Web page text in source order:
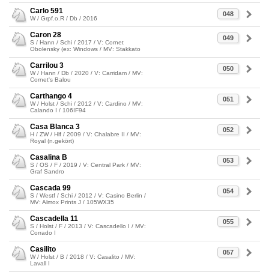
048
Carlo 591
W / Grpf.o.R / Db / 2016
049
Caron 28
S / Hann / Schi / 2017 / V: Cornet
Obolensky (ex: Windows / MV: Stakkato
050
Carrilou 3
W / Hann / Db / 2020 / V: Carridam / MV:
Cornet's Balou
051
Carthango 4
W / Holst / Schi / 2012 / V: Cardino / MV:
Calando I / 106IF94
052
Casa Blanca 3
H / ZW / Hlf / 2009 / V: Chalabre II / MV:
Royal (n.gekört)
053
Casalina B
S / OS / F / 2019 / V: Central Park / MV:
Graf Sandro
054
Cascada 99
S / Westf / Schi / 2012 / V: Casino Berlin /
MV: Almox Prints J / 105WX35
055
Cascadella 11
S / Holst / F / 2013 / V: Cascadello I / MV:
Corrado I
057
Casilito
W / Holst / B / 2018 / V: Casalito / MV:
Lavall I